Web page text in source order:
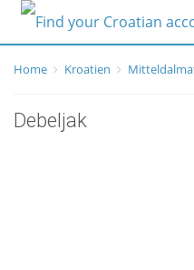
Home Kroatien
Debeljak